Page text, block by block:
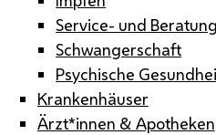
Service- und
Schwangerschaft
Psychische
Krankenhäuser
Ärzt*innen & Apotheken